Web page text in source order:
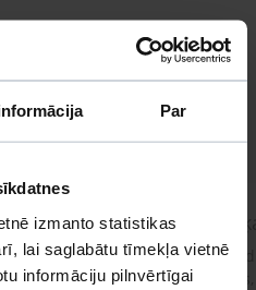
Par
izmanto statistikas
lai saglabātu tīmekļa vietnē
informāciju pilnvērtīgai
uz jebkuru Jūsu jautājumu
,ko ieklāj zem
sekas varētu